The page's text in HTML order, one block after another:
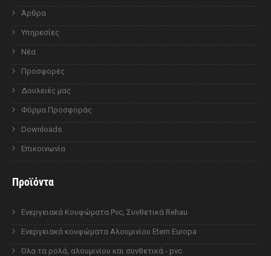
Άρθρα
Υπηρεσίες
Νέα
Προσφορές
Δουλειές μας
Φόρμα Προσφοράς
Downloads
Επικοινωνία
Προϊόντα
Ενεργειακά Κουφώματα Pvc, Συνθετικά Rehau
Ενεργειακά κουφώματα Αλουμινίου Etem Europa
Όλα τα ρολά, αλουμινίου και συνθετικά - pvc